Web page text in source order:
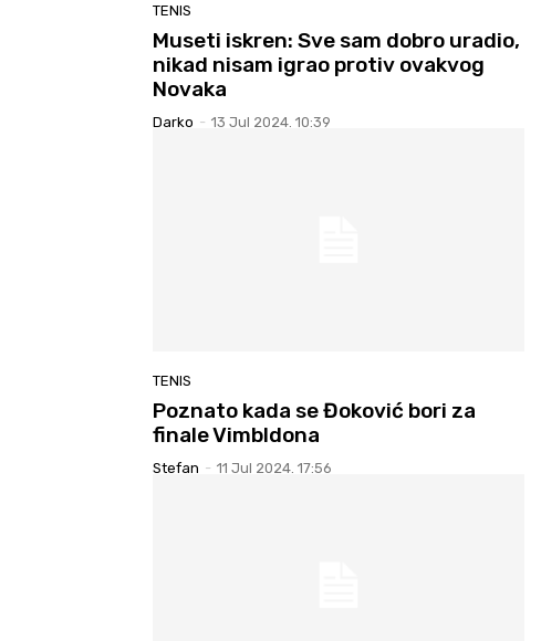
TENIS
Museti iskren: Sve sam dobro uradio,
nikad nisam igrao protiv ovakvog
Novaka
Darko - 13 Jul 2024. 10:39
TENIS
Poznato kada se Đoković bori za
finale Vimbldona
Stefan - 11 Jul 2024. 17:56